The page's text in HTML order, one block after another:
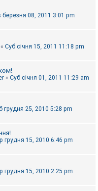
березня 08, 2011 3:01 pm
« Суб січня 15, 2011 11:18 pm
« Суб січня 01, 2011 11:29 am
грудня 25, 2010 5:28 pm
грудня 15, 2010 6:46 pm
грудня 15, 2010 2:25 pm